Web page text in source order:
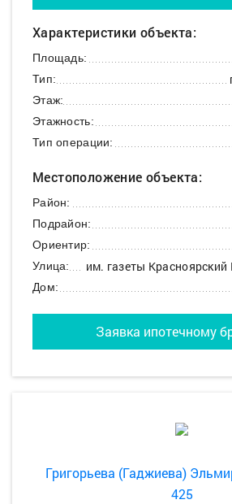
Характеристики объекта:
Площадь:
Тип:
Этаж:
Этажность:
Тип операции:
Местоположение объекта:
Район:
Подрайон:
Ориентир:
Улица: им. газеты Красноярский
Дом:
Заявка ипотечному
Григорьева (Гаджиева)
425